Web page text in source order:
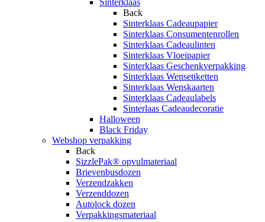
Sinterklaas
Back
Sinterklaas Cadeaupapier
Sinterklaas Consumentenrollen
Sinterklaas Cadeaulinten
Sinterklaas Vloeipapier
Sinterklaas Geschenkverpakking
Sinterklaas Wensetiketten
Sinterklaas Wenskaarten
Sinterklaas Cadeaulabels
Sinterlaas Cadeaudecoratie
Halloween
Black Friday
Webshop verpakking
Back
SizzlePak® opvulmateriaal
Brievenbusdozen
Verzendzakken
Verzenddozen
Autolock dozen
Verpakkingsmateriaal